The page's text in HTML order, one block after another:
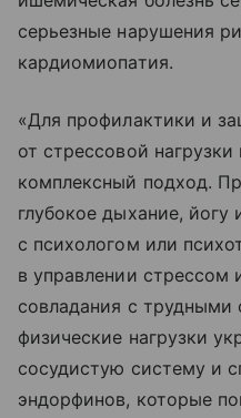
серьезные нарушения
кардиомиопатия.
«Для профилактики и
от стрессовой
комплексный подход.
глубокое дыхание, йогу
с психологом или
в управлении стрессом
совладания с трудными
физические нагрузки
сосудистую систему и
эндорфинов, которые